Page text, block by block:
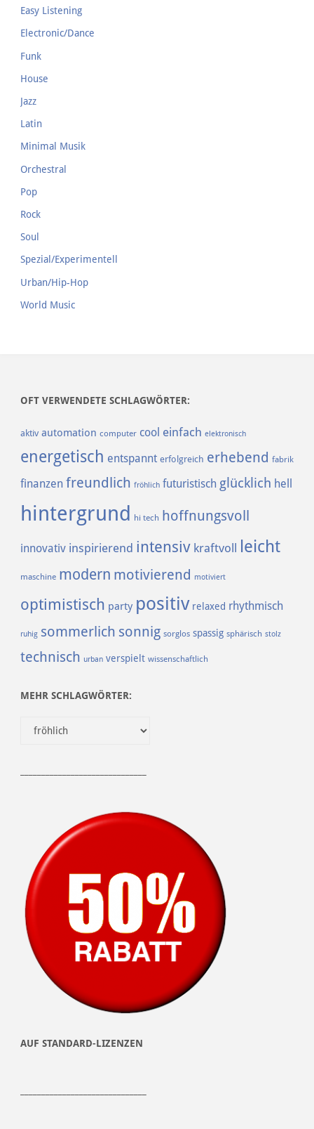
Easy Listening
Electronic/Dance
Funk
House
Jazz
Latin
Minimal Musik
Orchestral
Pop
Rock
Soul
Spezial/Experimentell
Urban/Hip-Hop
World Music
OFT VERWENDETE SCHLAGWÖRTER:
aktiv automation computer cool einfach elektronisch
energetisch entspannt erfolgreich erhebend fabrik
finanzen freundlich fröhlich futuristisch glücklich hell
hintergrund hi tech hoffnungsvoll
innovativ inspirierend intensiv kraftvoll leicht
maschine modern motivierend motiviert
optimistisch party positiv relaxed rhythmisch
ruhig sommerlich sonnig sorglos spassig sphärisch stolz
technisch urban verspielt wissenschaftlich
MEHR SCHLAGWÖRTER:
AUF STANDARD-LIZENZEN